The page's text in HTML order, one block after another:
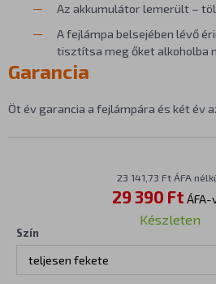
Az akkumulátor lemerült –
A fejlámpa belsejében lévő
tisztítsa meg őket alkoholba
Garancia
Öt év garancia a fejlámpára és két év
23 141,73 Ft ÁFA
29 390 Ft ÁFA-
Készleten
Szín
teljesen fekete